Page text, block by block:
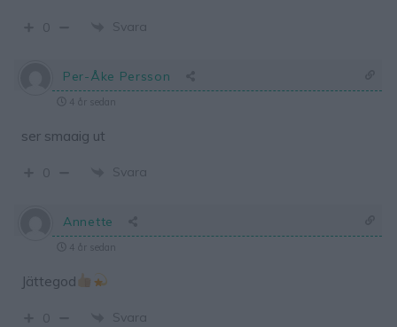
0 Svara
Per-Åke Persson
4 år sedan
ser smaaig ut
0 Svara
Annette
4 år sedan
Jättegod
0 Svara